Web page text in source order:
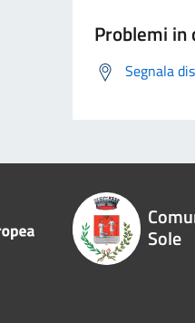
Problemi in
Segnala
Sole